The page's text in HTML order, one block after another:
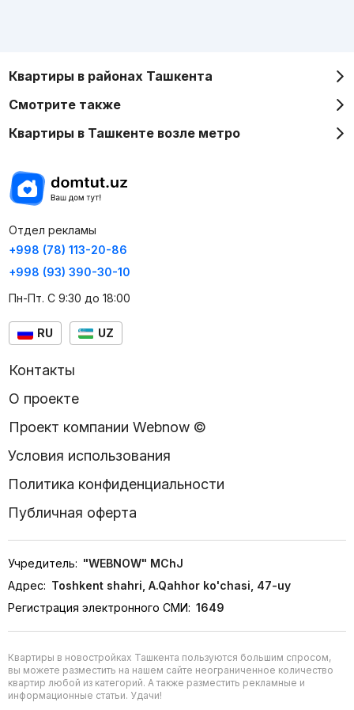
Квартиры в районах Ташкента
Смотрите также
Квартиры в Ташкенте возле метро
Отдел рекламы
+998 (78) 113-20-86
+998 (93) 390-30-10
Пн-Пт. С 9:30 до 18:00
RU UZ
Контакты
О проекте
Проект компании Webnow ©
Условия использования
Политика конфиденциальности
Публичная оферта
Учредитель: "WEBNOW" MChJ
Адрес: Toshkent shahri, A.Qahhor ko'chasi, 47-uy
Регистрация электронного СМИ: 1649
Квартиры в новостройках Ташкента пользуются большим спросом,
вы можете разместить на нашем сайте неограниченное количество
квартир любой из категорий. А также разместить рекламные и
информационные статьи. Удачи!